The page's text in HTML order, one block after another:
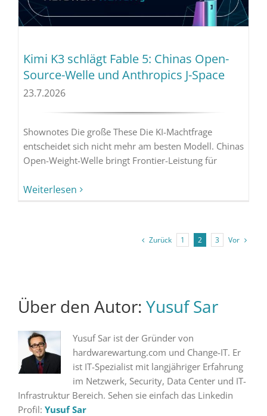
Kimi K3 schlägt Fable 5: Chinas Open-
Source-Welle und Anthropics J-Space
23.7.2026
Shownotes Die große These Die KI-Machtfrage
entscheidet sich nicht mehr am besten Modell. Chinas
Open-Weight-Welle bringt Frontier-Leistung für
Weiterlesen
Zurück 1 2 3 Vor
Über den Autor: Yusuf Sar
Yusuf Sar ist der Gründer von
hardwarewartung.com und Change-IT. Er
ist IT-Spezialist mit langjähriger Erfahrung
im Netzwerk, Security, Data Center und IT-
Infrastruktur Bereich. Sehen sie einfach das Linkedin
Profil: Yusuf Sar